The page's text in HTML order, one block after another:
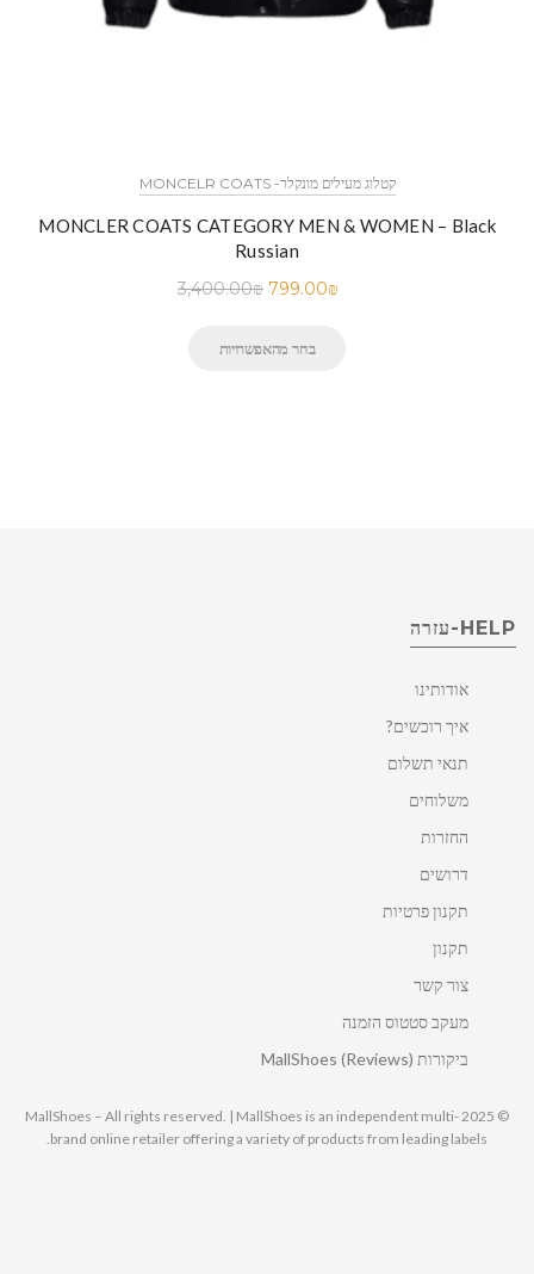
MONCELR COATS -קטלוג מעילים מונקלר
MONCLER COATS CATEGORY MEN & WOMEN – Black
Russian
3,400.00₪ 799.00₪
בחר מהאפשרויות
HELP-עזרה
אודותינו
איך רוכשים?
תנאי תשלום
משלוחים
החזרות
דרושים
תקנון פרטיות
תקנון
צור קשר
מעקב סטטוס הזמנה
ביקורות MallShoes (Reviews)
© 2025 MallShoes – All rights reserved. | MallShoes is an independent multi-
brand online retailer offering a variety of products from leading labels.